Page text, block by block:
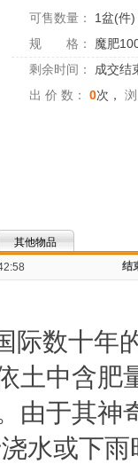
可售数量： 1盆(件)
规 格：
魔肥
剩余时间：
成交结
出 价 数：
0次，
其他物品
结
际数十年
土中含肥
由于其
水或下